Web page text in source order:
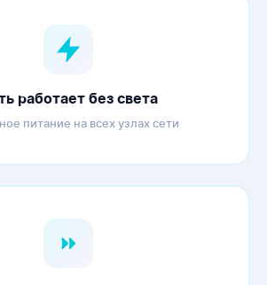
работает без света
питание на всех узлах сети